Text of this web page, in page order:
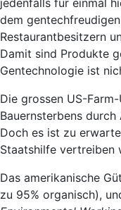
dem
Restaurantbesitzern
Damit sind Produkte
Gentechnologie ist
Die grossen US-
Bauernsterbens
Doch es ist zu
Staatshilfe vertreiben
Das amerikanische
zu 95% organisch),